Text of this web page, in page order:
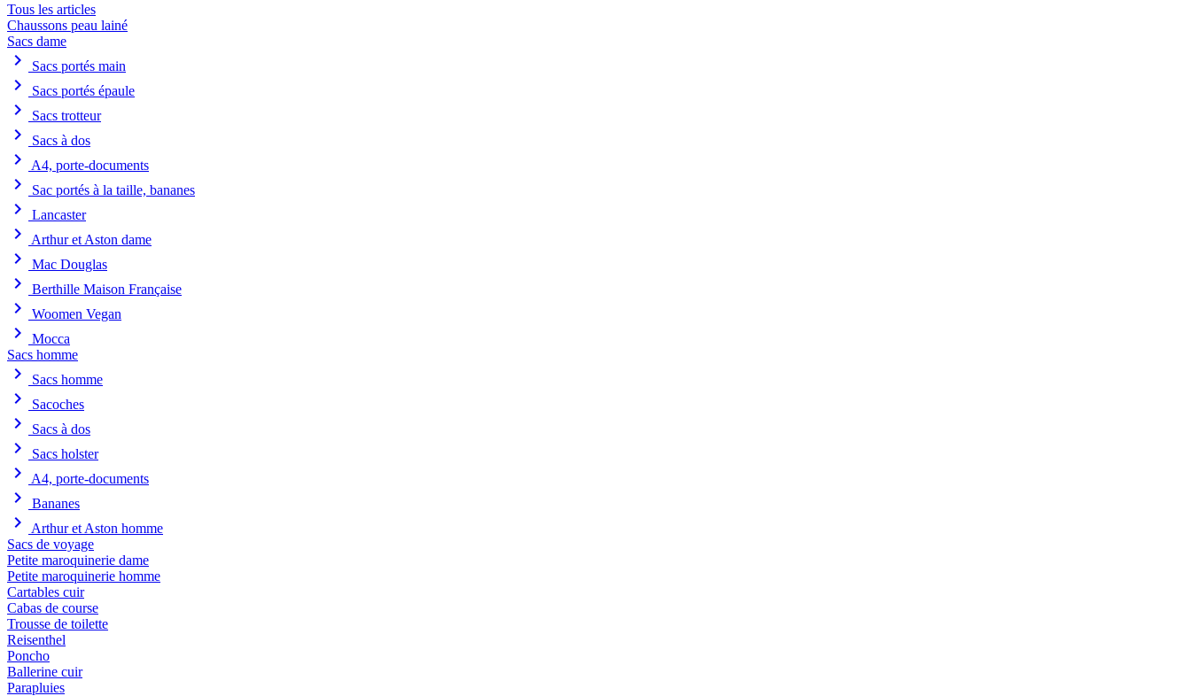
Tous les articles
Chaussons peau lainé
Sacs dame
chevron_right Sacs portés main
chevron_right Sacs portés épaule
chevron_right Sacs trotteur
chevron_right Sacs à dos
chevron_right A4, porte-documents
chevron_right Sac portés à la taille, bananes
chevron_right Lancaster
chevron_right Arthur et Aston dame
chevron_right Mac Douglas
chevron_right Berthille Maison Française
chevron_right Woomen Vegan
chevron_right
Mocca
Sacs homme
chevron_right Sacs homme
chevron_right Sacoches
chevron_right Sacs à dos
chevron_right Sacs holster
chevron_right A4, porte-documents
chevron_right Bananes
chevron_right
Arthur et Aston homme
Sacs de voyage
Petite maroquinerie dame
Petite maroquinerie homme
Cartables cuir
Cabas de course
Trousse de toilette
Reisenthel
Poncho
Ballerine cuir
Parapluies